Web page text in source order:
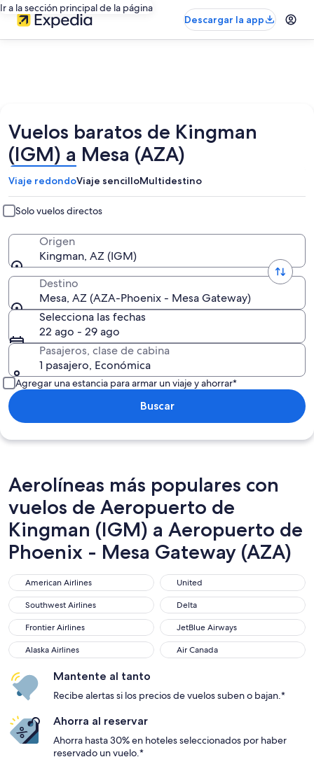
Ir a la sección principal de la página
Descargar la app
Vuelos baratos de Kingman
(IGM) a Mesa (AZA)
Viaje redondoViaje sencilloMultidestino
Solo vuelos directos
Origen
Kingman, AZ (IGM)
Destino
Mesa, AZ (AZA-Phoenix - Mesa Gateway)
Selecciona las fechas
22 ago - 29 ago
Pasajeros, clase de cabina
1 pasajero, Económica
Agregar una estancia para armar un viaje y ahorrar*
Buscar
Aerolíneas más populares con
vuelos de Aeropuerto de
Kingman (IGM) a Aeropuerto de
Phoenix - Mesa Gateway (AZA)
American Airlines
American Airlines United
United
Southwest Airlines
Southwest Airlines Delta
Delta
Frontier Airlines
Frontier Airlines JetBlue Airways
JetBlue Airways
Alaska Airlines
Alaska Airlines Air Canada
Air Canada
Mantente al tanto
Recibe alertas si los precios de vuelos suben o bajan.*
Ahorra al reservar
Ahorra hasta 30% en hoteles seleccionados por haber
reservado un vuelo.*